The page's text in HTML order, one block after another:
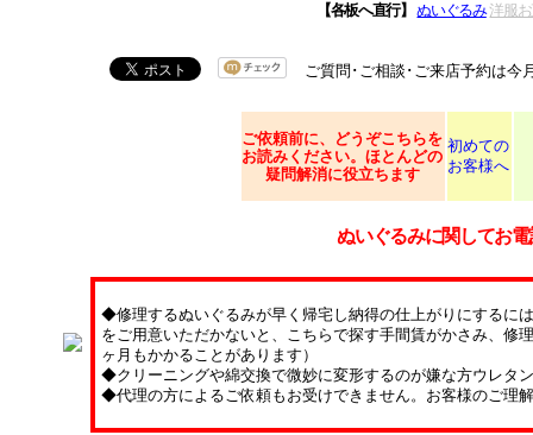
【各板へ直行】 ぬいぐるみ 洋服
ご質問･ご相談･ご来店予約は今
ご依頼前に、どうぞこちらを
お読みください。ほとんどの
疑問解消に役立ちます
初めての
お客様へ
ぬいぐるみに関してお
◆修理するぬいぐるみが早く帰宅し納得の仕上がりにするに
をご用意いただかないと、こちらで探す手間賃がかさみ、修
ヶ月もかかることがあります）
◆クリーニングや綿交換で微妙に変形するのが嫌な方ウレタ
◆代理の方によるご依頼もお受けできません。お客様のご理